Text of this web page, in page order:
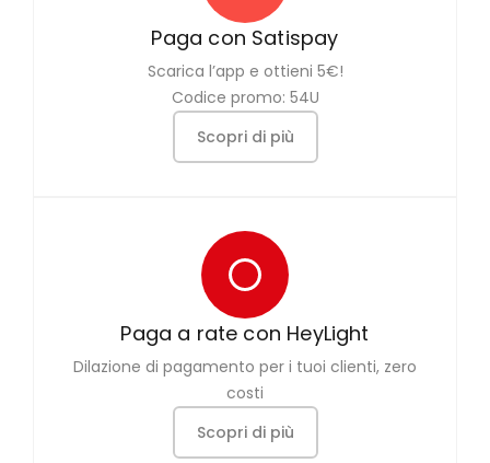
Paga con Satispay
Scarica l’app e ottieni 5€!
Codice promo: 54U
Scopri di più
Paga a rate con HeyLight
Dilazione di pagamento per i tuoi clienti, zero
costi
Scopri di più